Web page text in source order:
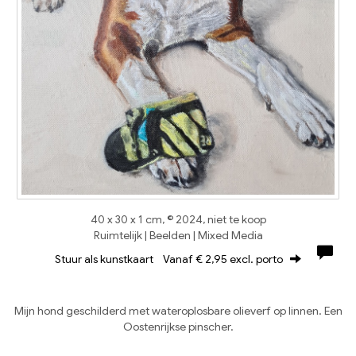
40 x 30 x 1 cm, © 2024, niet te koop
Ruimtelijk | Beelden | Mixed Media
Stuur als kunstkaart Vanaf € 2,95 excl. porto
Mijn hond geschilderd met wateroplosbare olieverf op linnen. Een
Oostenrijkse pinscher.